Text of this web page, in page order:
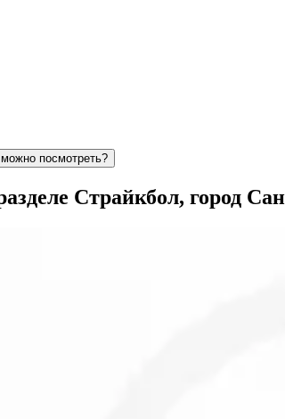
можно посмотреть?
Страйкбол, город